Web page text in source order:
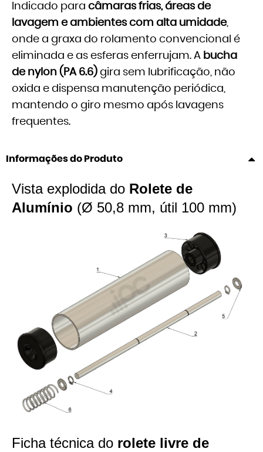
Indicado para câmaras frias, áreas de
lavagem e ambientes com alta umidade,
onde a graxa do rolamento convencional é
eliminada e as esferas enferrujam. A bucha
de nylon (PA 6.6) gira sem lubrificação, não
oxida e dispensa manutenção periódica,
mantendo o giro mesmo após lavagens
frequentes.
Informações do Produto
Vista explodida do Rolete de
Alumínio (Ø 50,8 mm, útil 100 mm)
Ficha técnica do rolete livre de